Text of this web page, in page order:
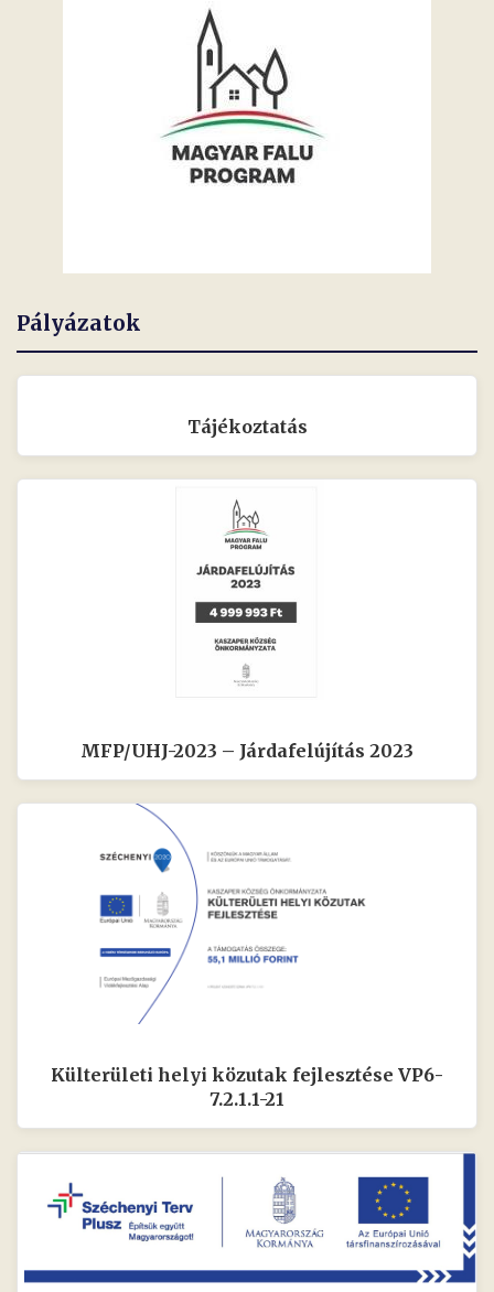
Pályázatok
Tájékoztatás
MFP/UHJ-2023 – Járdafelújítás 2023
Külterületi helyi közutak fejlesztése VP6-
7.2.1.1-21